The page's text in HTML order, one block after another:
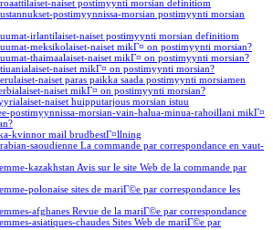
naiset postimyynti morsian definitiom
postimyynnissa-morsian postimyynti morsian
irlantilaiset-naiset postimyynti morsian definitiom
meksikolaiset-naiset mikГ¤ on postimyynti morsian?
thaimaalaiset-naiset mikГ¤ on postimyynti morsian?
naiset mikГ¤ on postimyynti morsian?
naiset paras paikka saada postimyynti morsiamen
naiset mikГ¤ on postimyynti morsian?
naiset huipputarjous morsian istuu
postimyynnissa-morsian-vain-halua-minua-rahoillani mikГ¤
kvinnor mail brudbestГ¤llning
saoudienne La commande par correspondance en vaut-
kazakhstan Avis sur le site Web de la commande par
polonaise sites de mariГ©e par correspondance les
afghanes Revue de la mariГ©e par correspondance
asiatiques-chaudes Sites Web de mariГ©e par